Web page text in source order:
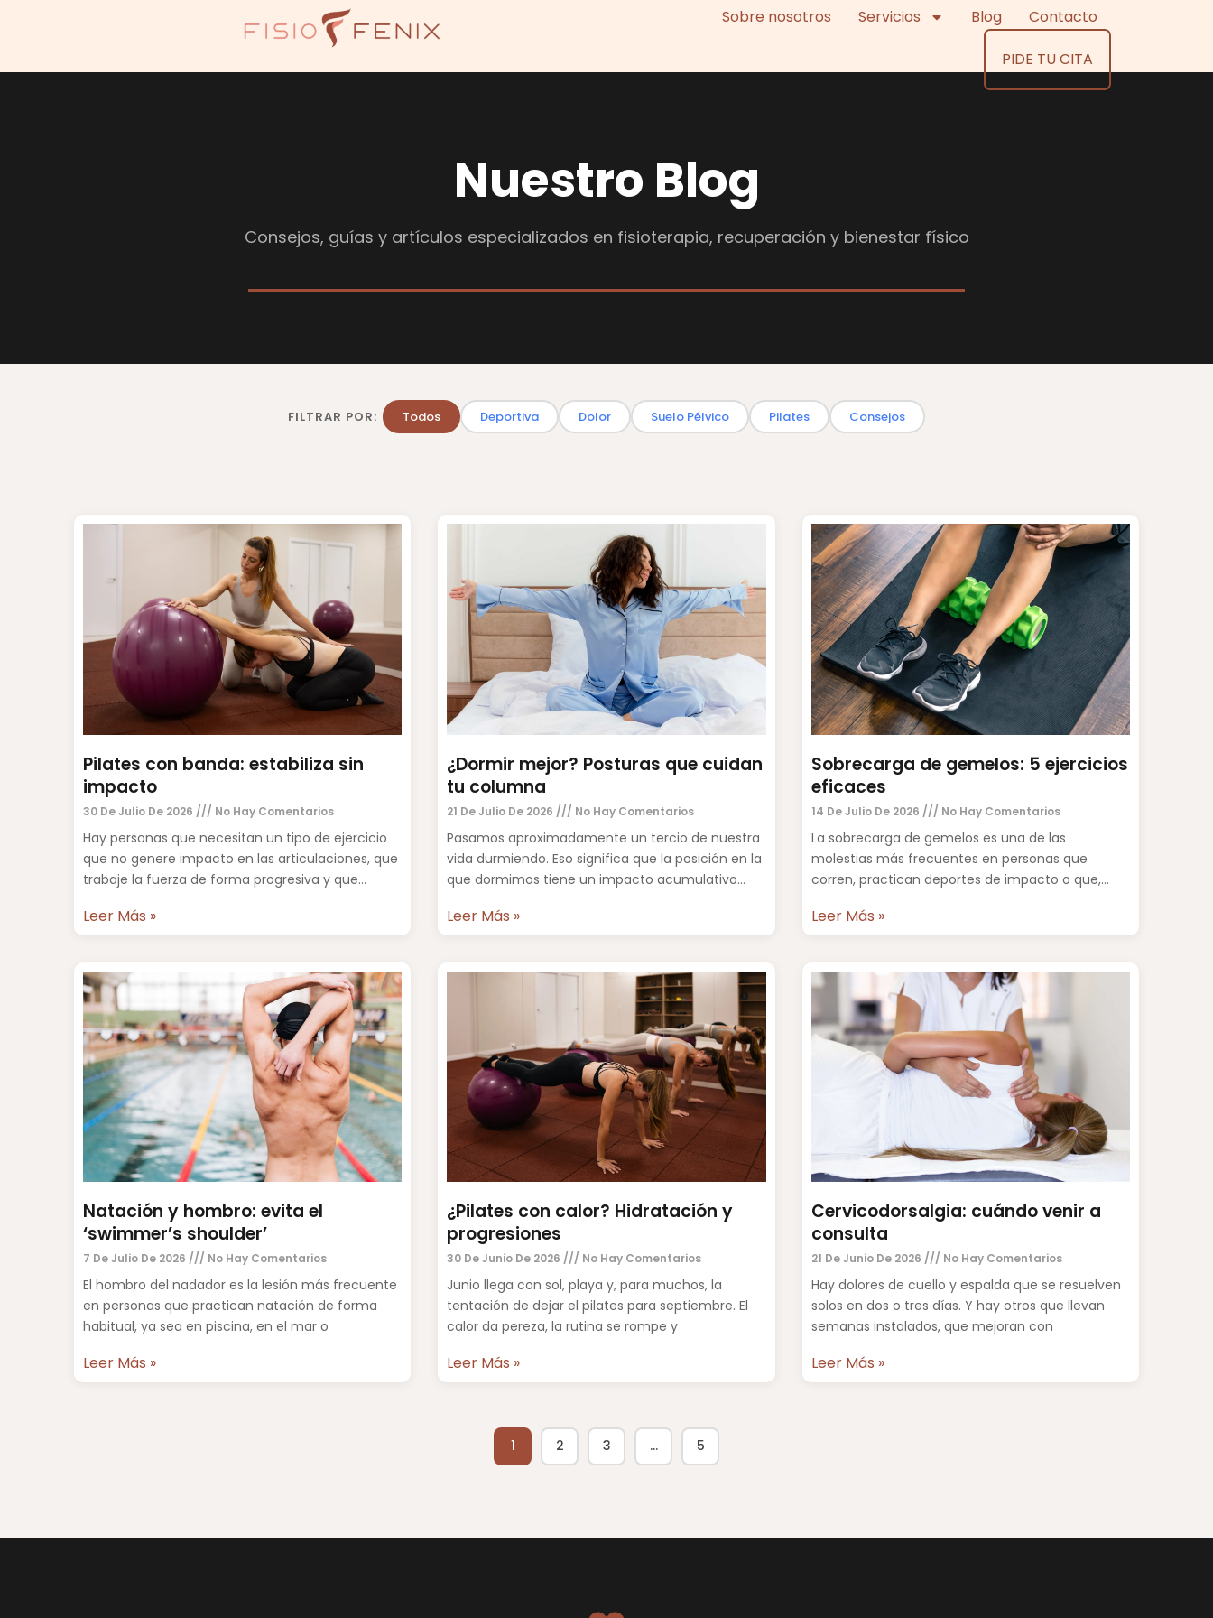
Sobre nosotros Servicios Blog Contacto
PIDE TU CITA
Nuestro Blog
Consejos, guías y artículos especializados en fisioterapia, recuperación y bienestar físico
FILTRAR POR: Todos Deportiva Dolor Suelo Pélvico Pilates Consejos
Pilates con banda: estabiliza sin
impacto
30 De Julio De 2026 No Hay Comentarios
Hay personas que necesitan un tipo de ejercicio
que no genere impacto en las articulaciones, que
trabaje la fuerza de forma progresiva y que
Leer Más »
¿Dormir mejor? Posturas que cuidan
tu columna
21 De Julio De 2026 No Hay Comentarios
Pasamos aproximadamente un tercio de nuestra
vida durmiendo. Eso significa que la posición en la
que dormimos tiene un impacto acumulativo
Leer Más »
Sobrecarga de gemelos: 5 ejercicios
eficaces
14 De Julio De 2026 No Hay Comentarios
La sobrecarga de gemelos es una de las
molestias más frecuentes en personas que
corren, practican deportes de impacto o que,
Leer Más »
Natación y hombro: evita el
‘swimmer’s shoulder’
7 De Julio De 2026 No Hay Comentarios
El hombro del nadador es la lesión más frecuente
en personas que practican natación de forma
habitual, ya sea en piscina, en el mar o
Leer Más »
¿Pilates con calor? Hidratación y
progresiones
30 De Junio De 2026 No Hay Comentarios
Junio llega con sol, playa y, para muchos, la
tentación de dejar el pilates para septiembre. El
calor da pereza, la rutina se rompe y
Leer Más »
Cervicodorsalgia: cuándo venir a
consulta
21 De Junio De 2026 No Hay Comentarios
Hay dolores de cuello y espalda que se resuelven
solos en dos o tres días. Y hay otros que llevan
semanas instalados, que mejoran con
Leer Más »
1 2 3 … 5